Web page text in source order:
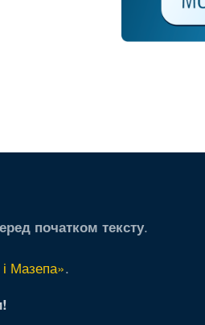
початком тексту.
Мазепа».